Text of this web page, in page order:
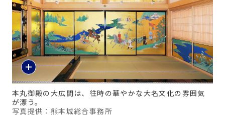
本丸御殿の大広間は、往時の華やかな大名文化の雰囲気
が漂う。
写真提供：熊本城総合事務所